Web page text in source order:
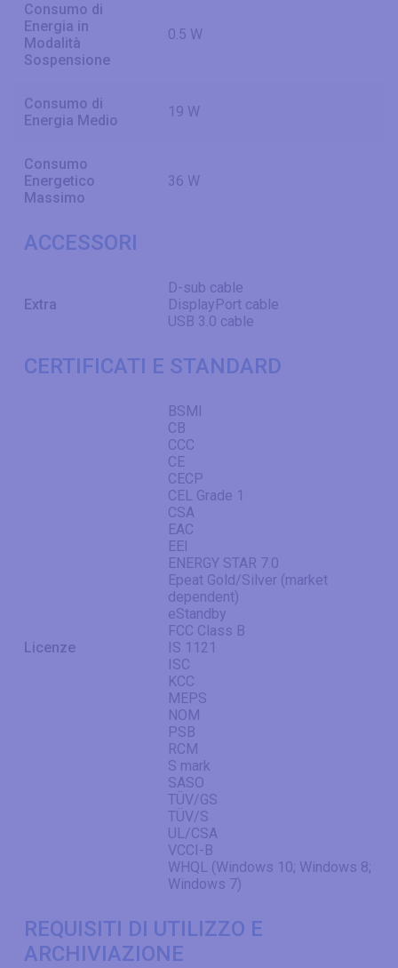
Consumo di
Energia in
Modalità
Sospensione
0.5 W
Consumo di
Energia Medio
19 W
Consumo
Energetico
Massimo
36 W
ACCESSORI
Extra
D-sub cable
DisplayPort cable
USB 3.0 cable
CERTIFICATI E STANDARD
Licenze
BSMI
CB
CCC
CE
CECP
CEL Grade 1
CSA
EAC
EEI
ENERGY STAR 7.0
Epeat Gold/Silver (market
dependent)
eStandby
FCC Class B
IS 1121
ISC
KCC
MEPS
NOM
PSB
RCM
S mark
SASO
TÜV/GS
TÜV/S
UL/CSA
VCCI-B
WHQL (Windows 10; Windows 8;
Windows 7)
REQUISITI DI UTILIZZO E
ARCHIVIAZIONE